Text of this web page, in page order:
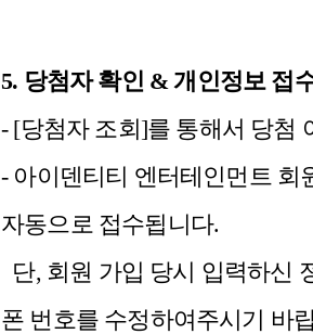
5. 당첨자 확인 & 개인정보 접
- [당첨자 조회]를 통해서 당첨
- 아이덴티티 엔터테인먼트 회
자동으로 접수됩니다.
단, 회원 가입 당시 입력하신
폰 번호를 수정하여주시기 바